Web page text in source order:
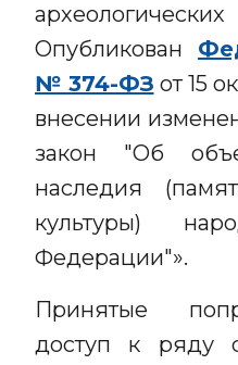
Опубликован
№ 374-ФЗ от 15
внесении
закон "Об
наследия
культуры)
Федерации"».
Принятые
доступ к ряду